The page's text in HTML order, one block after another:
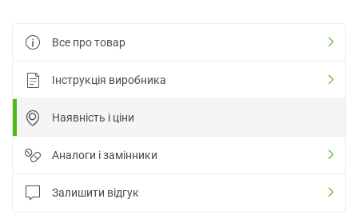
Все про товар
Інструкція виробника
Наявність і ціни
Аналоги і замінники
Залишити відгук